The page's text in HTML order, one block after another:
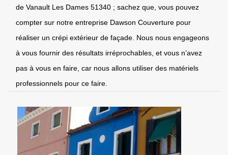
de Vanault Les Dames 51340 ; sachez que, vous pouvez
compter sur notre entreprise Dawson Couverture pour
réaliser un crépi extérieur de façade. Nous nous engageons
à vous fournir des résultats irréprochables, et vous n’avez
pas à vous en faire, car nous allons utiliser des matériels
professionnels pour ce faire.